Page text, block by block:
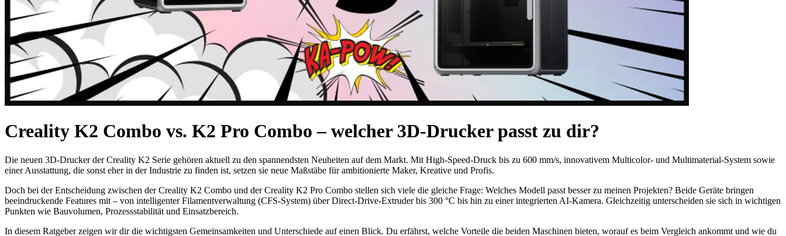
Creality K2 Combo vs. K2 Pro Combo – welcher 3D-Drucker passt zu dir?
Die neuen 3D-Drucker der Creality K2 Serie gehören aktuell zu den spannendsten Neuheiten auf dem Markt. Mit High-Speed-Druck bis zu 600 mm/s, innovativem Multicolor- und Multimaterial-System sowie
einer Ausstattung, die sonst eher in der Industrie zu finden ist, setzen sie neue Maßstäbe für ambitionierte Maker, Kreative und Profis.
Doch bei der Entscheidung zwischen der Creality K2 Combo und der Creality K2 Pro Combo stellen sich viele die gleiche Frage: Welches Modell passt besser zu meinen Projekten? Beide Geräte bringen
beeindruckende Features mit – von intelligenter Filamentverwaltung (CFS-System) über Direct-Drive-Extruder bis 300 °C bis hin zu einer integrierten AI-Kamera. Gleichzeitig unterscheiden sie sich in wichtigen
Punkten wie Bauvolumen, Prozessstabilität und Einsatzbereich.
In diesem Ratgeber zeigen wir dir die wichtigsten Gemeinsamkeiten und Unterschiede auf einen Blick. Du erfährst, welche Vorteile die beiden Maschinen bieten, worauf es beim Vergleich ankommt und wie du